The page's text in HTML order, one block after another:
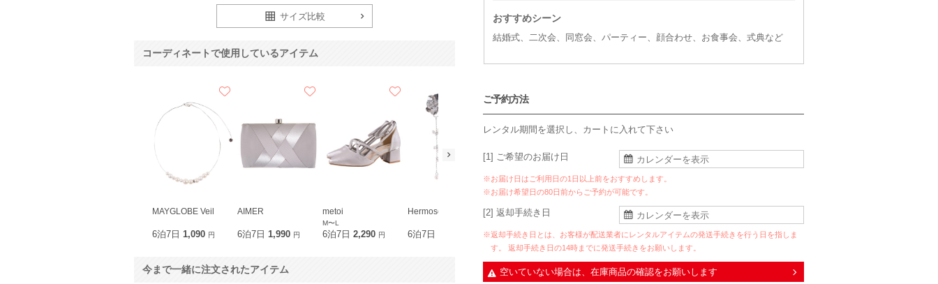
おすすめシーン
結婚式、二次会、同窓会、パーティー、顔合わせ、お食事会、式典など
ご予約方法
レンタル期間を選択し、カートに入れて下さい
[1] ご希望のお届け日
※お届け日はご利用日の1日以上前をおすすめします。
※お届け希望日の80日前からご予約が可能です。
[2] 返却手続き日
※返却手続き日とは、お客様が配送業者にレンタルアイテムの発送手続きを行う日を指しま
す。 返却手続き日の14時までに発送手続きをお願いします。
空いていない場合は、在庫商品の確認をお願いします
サイズ比較
コーディネートで使用しているアイテム
MAYGLOBE Veil
6泊7日 1,090 円
AIMER
6泊7日1,990 円
metoi
M〜L
6泊7日2,290 円
Hermoso
6泊7日
今まで一緒に注文されたアイテム